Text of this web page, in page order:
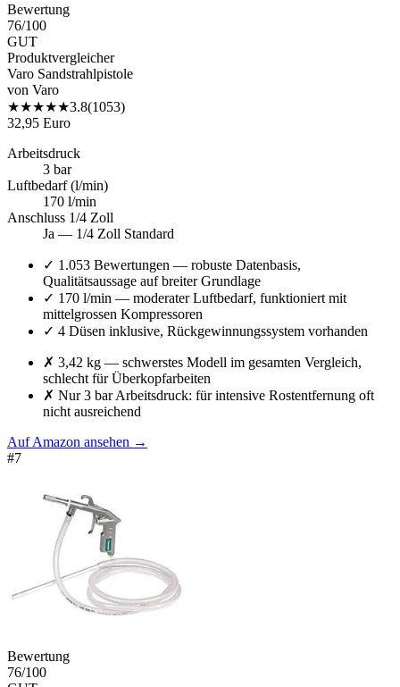
Bewertung
76/100
GUT
Produktvergleicher
Varo Sandstrahlpistole
von Varo
★★★★★3.8(1053)
32,95 Euro
Arbeitsdruck
3 bar
Luftbedarf (l/min)
170 l/min
Anschluss 1/4 Zoll
Ja — 1/4 Zoll Standard
✓ 1.053 Bewertungen — robuste Datenbasis,
Qualitätsaussage auf breiter Grundlage
✓ 170 l/min — moderater Luftbedarf, funktioniert mit
mittelgrossen Kompressoren
✓ 4 Düsen inklusive, Rückgewinnungssystem vorhanden
✗ 3,42 kg — schwerstes Modell im gesamten Vergleich,
schlecht für Überkopfarbeiten
✗ Nur 3 bar Arbeitsdruck: für intensive Rostentfernung oft
nicht ausreichend
Auf Amazon ansehen →
#7
Bewertung
76/100